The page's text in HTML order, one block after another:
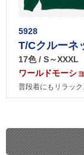
5928
T/Cクルーネ
17色 / S～XXXL
ワールドモーシ
普段着にもリラッ